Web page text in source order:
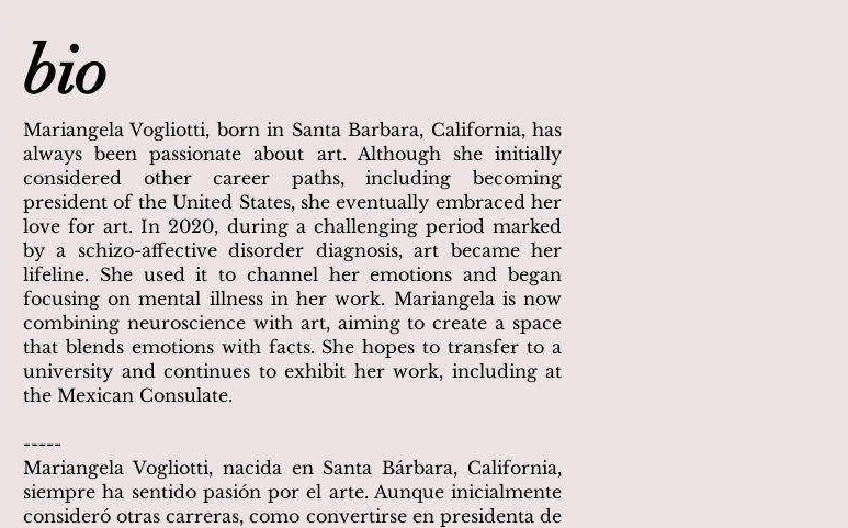
bio
Mariangela Vogliotti, born in Santa Barbara, California, has
always been passionate about art. Although she initially
considered other career paths, including becoming
president of the United States, she eventually embraced her
love for art. In 2020, during a challenging period marked
by a schizo-affective disorder diagnosis, art became her
lifeline. She used it to channel her emotions and began
focusing on mental illness in her work. Mariangela is now
combining neuroscience with art, aiming to create a space
that blends emotions with facts. She hopes to transfer to a
university and continues to exhibit her work, including at
the Mexican Consulate.
-----
Mariangela Vogliotti, nacida en Santa Bárbara, California,
siempre ha sentido pasión por el arte. Aunque inicialmente
consideró otras carreras, como convertirse en presidenta de